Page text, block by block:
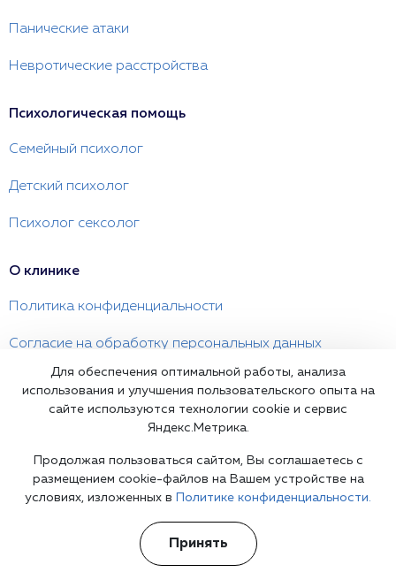
Панические атаки
Невротические расстройства
Психологическая помощь
Семейный психолог
Детский психолог
Психолог сексолог
О клинике
Политика конфиденциальности
Согласие на обработку персональных данных
Телефон психиатрической клиники вСанкт-
Петербурге
психиатрия 24/7 Информационная служба
Санкт-Петербург, Сытнинская улица, 10
spb@psychiatr.clinic
Для обеспечения оптимальной работы, анализа
использования и улучшения пользовательского опыта на
сайте используются технологии cookie и сервис
Яндекс.Метрика.
Продолжая пользоваться сайтом, Вы соглашаетесь с
размещением cookie-файлов на Вашем устройстве на
условиях, изложенных в
Политике конфиденциальности.
Принять